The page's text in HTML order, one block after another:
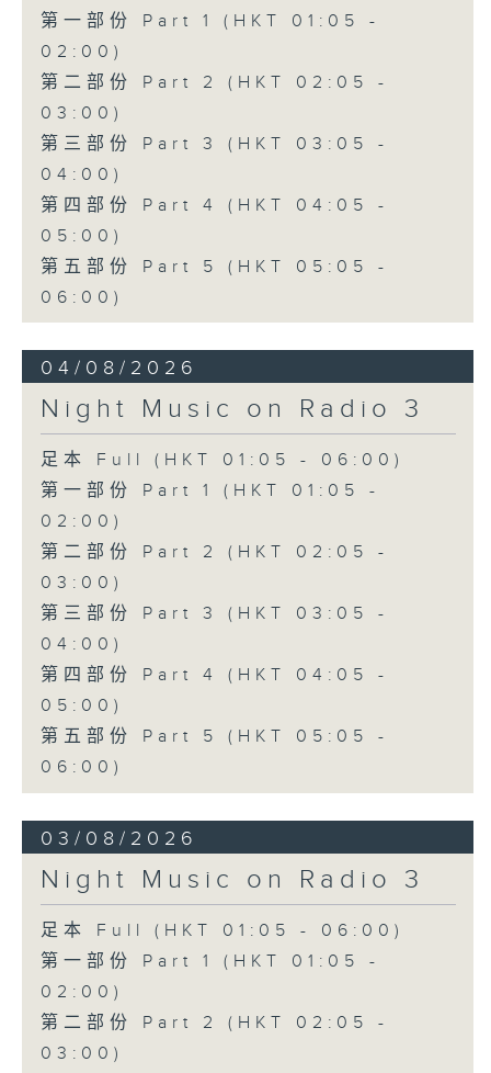
第一部份 Part 1 (HKT 01:05 -
02:00)
第二部份 Part 2 (HKT 02:05 -
03:00)
第三部份 Part 3 (HKT 03:05 -
04:00)
第四部份 Part 4 (HKT 04:05 -
05:00)
第五部份 Part 5 (HKT 05:05 -
06:00)
04/08/2026
Night Music on Radio 3
足本 Full (HKT 01:05 - 06:00)
第一部份 Part 1 (HKT 01:05 -
02:00)
第二部份 Part 2 (HKT 02:05 -
03:00)
第三部份 Part 3 (HKT 03:05 -
04:00)
第四部份 Part 4 (HKT 04:05 -
05:00)
第五部份 Part 5 (HKT 05:05 -
06:00)
03/08/2026
Night Music on Radio 3
足本 Full (HKT 01:05 - 06:00)
第一部份 Part 1 (HKT 01:05 -
02:00)
第二部份 Part 2 (HKT 02:05 -
03:00)